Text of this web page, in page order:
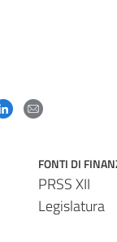
questa pagina su
questa
Condividi
FONTI DI
PRSS XII
Legislatura